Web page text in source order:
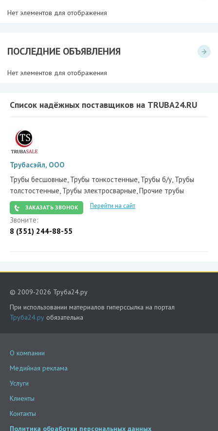
Нет элементов для отображения
ПОСЛЕДНИЕ ОБЪЯВЛЕНИЯ
Нет элементов для отображения
Список надёжных поставщиков на TRUBA24.RU
Трубасэйл, ООО
Трубы бесшовные, Трубы тонкостенные, Трубы б/у, Трубы
толстостенные, Трубы электросварные, Прочие трубы
ЗАКАЗАТЬ ЗВОНОК Перейти на сайт
Звоните:
8 (351) 244-88-55
© 2009-2026 Труба24.ру
При использовании материалов гиперссылка на портал
Труба24.ру обязательна
О компании
Медийная реклама
Услуги
Клиенты
Контакты
Политика обработки персональных данных